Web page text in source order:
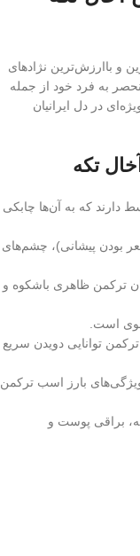
و باارزش‌ترین نژادهای
به فرد خود از جمله
در دل ایرانیان
تکه
دارند که به آن‌ها چابکی
بودن پیشانی)، چشم‌های
ترکمن ظاهری باشکوه و
قوی است.
توانایی دویدن سریع
بارز اسب ترکمن
براقی پوست و